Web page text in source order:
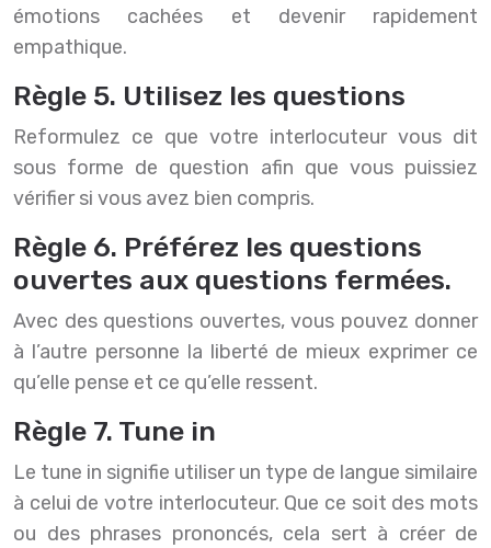
émotions cachées et devenir rapidement
empathique.
Règle 5. Utilisez les questions
Reformulez ce que votre interlocuteur vous dit
sous forme de question afin que vous puissiez
vérifier si vous avez bien compris.
Règle 6. Préférez les questions
ouvertes aux questions fermées.
Avec des questions ouvertes, vous pouvez donner
à l’autre personne la liberté de mieux exprimer ce
qu’elle pense et ce qu’elle ressent.
Règle 7. Tune in
Le tune in signifie utiliser un type de langue similaire
à celui de votre interlocuteur. Que ce soit des mots
ou des phrases prononcés, cela sert à créer de